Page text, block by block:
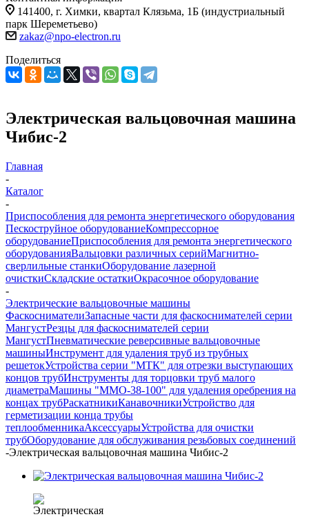
141400, г. Химки, квартал Клязьма, 1Б (индустриальный
парк Шереметьево)
zakaz@npo-electron.ru
Поделиться
Электрическая вальцовочная машина
Чибис-2
Главная
-
Каталог
-
Приспособления для ремонта энергетического оборудования
Пескоструйное оборудованиеКомпрессорное
оборудованиеПриспособления для ремонта энергетического
оборудованияВальцовки различных серийМагнитно-
сверлильные станкиОборудование лазерной
очисткиСкладские остаткиОкрасочное оборудование
-
Электрические вальцовочные машины
ФаскоснимателиЗапасные части для фаскоснимателей серии
МангустРезцы для фаскоснимателей серии
МангустПневматические реверсивные вальцовочные
машиныИнструмент для удаления труб из трубных
решетокУстройства серии "МТК" для отрезки выступающих
концов трубИнструменты для торцовки труб малого
диаметраМашины "ММО-38-100" для удаления оребрения на
концах трубРаскатникиКанавочникиУстройство для
герметизации конца трубы
теплообменникаАксессуарыУстройства для очистки
трубОборудование для обслуживания резьбовых соединений
-Электрическая вальцовочная машина Чибис-2